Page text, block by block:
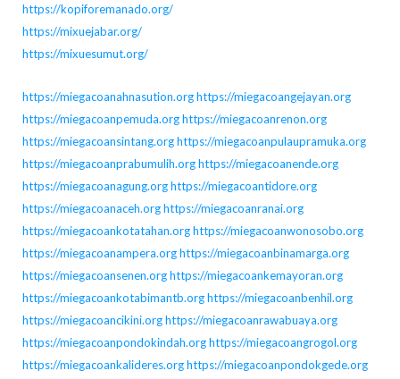
https://kopiforemanado.org/
https://mixuejabar.org/
https://mixuesumut.org/
https://miegacoanahnasution.orghttps://miegacoangejayan.org
https://miegacoanpemuda.orghttps://miegacoanrenon.org
https://miegacoansintang.orghttps://miegacoanpulaupramuka.org
https://miegacoanprabumulih.orghttps://miegacoanende.org
https://miegacoanagung.orghttps://miegacoantidore.org
https://miegacoanaceh.orghttps://miegacoanranai.org
https://miegacoankotatahan.orghttps://miegacoanwonosobo.org
https://miegacoanampera.orghttps://miegacoanbinamarga.org
https://miegacoansenen.orghttps://miegacoankemayoran.org
https://miegacoankotabimantb.orghttps://miegacoanbenhil.org
https://miegacoancikini.orghttps://miegacoanrawabuaya.org
https://miegacoanpondokindah.orghttps://miegacoangrogol.org
https://miegacoankalideres.orghttps://miegacoanpondokgede.org